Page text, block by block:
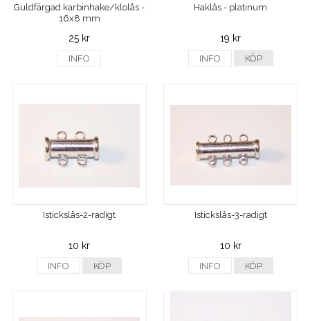
Guldfärgad karbinhake/klolås -
16x8 mm
25 kr
INFO
Haklås - platinum
19 kr
INFO KÖP
Istickslås-2-radigt
10 kr
INFO KÖP
Istickslås-3-radigt
10 kr
INFO KÖP